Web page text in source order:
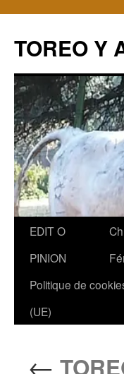
TOREO Y
Aller
contenu
EDIT O
PINION
Politique de
(UE)
←